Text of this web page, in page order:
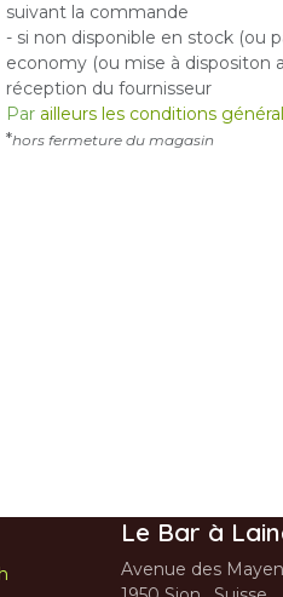
suivant la commande
- si non disponible en stock (ou
economy (ou mise à dispositon
réception du fournisseur
Par ailleurs les conditions
*hors fermeture du magasin
Le Bar à
Avenue des